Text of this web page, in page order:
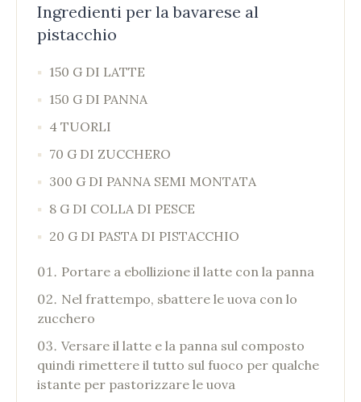
Ingredienti per la bavarese al
pistacchio
150 G DI LATTE
150 G DI PANNA
4 TUORLI
70 G DI ZUCCHERO
300 G DI PANNA SEMI MONTATA
8 G DI COLLA DI PESCE
20 G DI PASTA DI PISTACCHIO
Portare a ebollizione il latte con la panna
Nel frattempo, sbattere le uova con lo
zucchero
Versare il latte e la panna sul composto
quindi rimettere il tutto sul fuoco per qualche
istante per pastorizzare le uova